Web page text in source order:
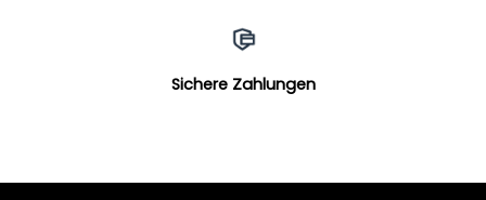
Sichere Zahlungen